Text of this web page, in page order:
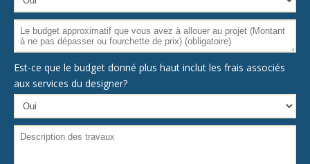
Est-ce que le budget donné plus haut inclut les frais associés
aux services du designer?